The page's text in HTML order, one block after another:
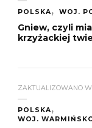
POLSKA WOJ.
Gniew, czyli
krzyżackiej
ZAKTUALIZOWANO
POLSKA
WOJ.